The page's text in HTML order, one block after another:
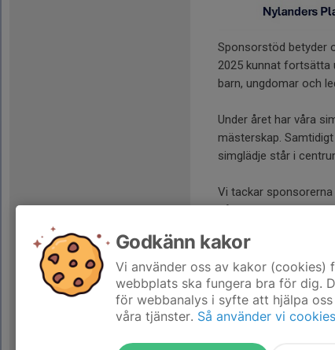
Sponsorstöd betyder
2025 kunnat fortsätta
barn, ungdomar och
Under året har våra
mästerskap.
simglädje står i
Vi tackar
både i och utanför
Styrelsen
Smålandsstenars
Godkänn kakor
Vi använder oss av kakor (cookies)
webbplats ska fungera bra för dig.
för webbanalys i syfte att hjälpa
våra tjänster. Så använder vi cookies